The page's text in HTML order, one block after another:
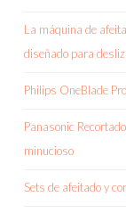
La máquina de
diseñado para
Philips OneBlade
Panasonic
minucioso
Sets de afeitado y